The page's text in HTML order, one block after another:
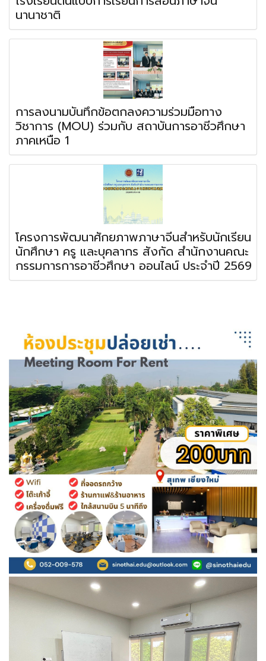
นานาชาติ
การลงนามบันทึกข้อตกลงความร่วมมือทาง
วิชาการ (MOU) ร่วมกับ สถาบันการอาชีวศึกษา
ภาคเหนือ 1
โครงการพัฒนาศักยภาพภาษาจีนสำหรับนักเรียน
นักศึกษา ครู และบุคลากร สังกัด สำนักงานคณะ
กรรมการการอาชีวศึกษา ออนไลน์ ประจำปี 2569